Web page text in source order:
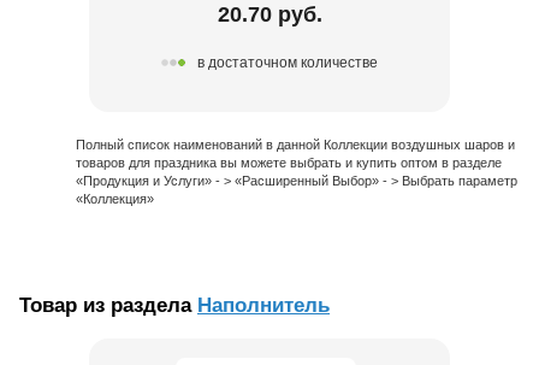
20.70 руб.
в достаточном количестве
Полный список наименований в данной Коллекции воздушных шаров и
товаров для праздника вы можете выбрать и купить оптом в разделе
«Продукция и Услуги» - > «Расширенный Выбор» - > Выбрать параметр
«Коллекция»
Товар из раздела Наполнитель